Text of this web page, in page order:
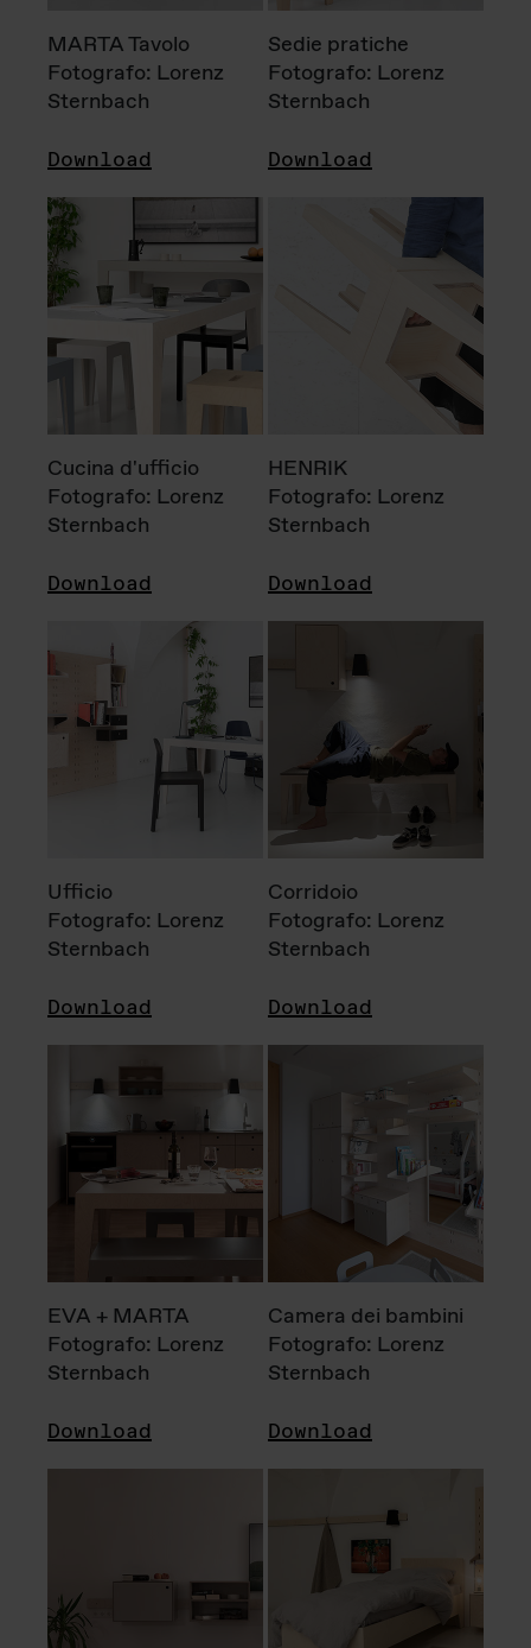
MARTA Tavolo
Fotografo: Lorenz
Sternbach
Download
Sedie pratiche
Fotografo: Lorenz
Sternbach
Download
Cucina d'ufficio
Fotografo: Lorenz
Sternbach
Download
HENRIK
Fotografo: Lorenz
Sternbach
Download
Ufficio
Fotografo: Lorenz
Sternbach
Download
Corridoio
Fotografo: Lorenz
Sternbach
Download
EVA + MARTA
Fotografo: Lorenz
Sternbach
Download
Camera dei bambini
Fotografo: Lorenz
Sternbach
Download